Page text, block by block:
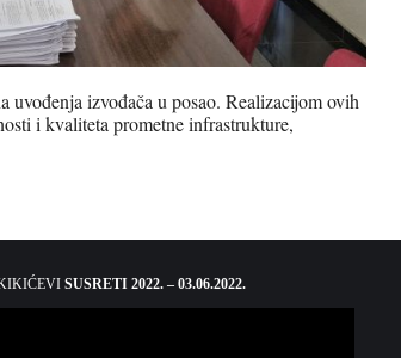
uvođenja izvođača u posao. Realizacijom ovih
i kvaliteta prometne infrastrukture,
SUSRETI 2022. – 03.06.2022.